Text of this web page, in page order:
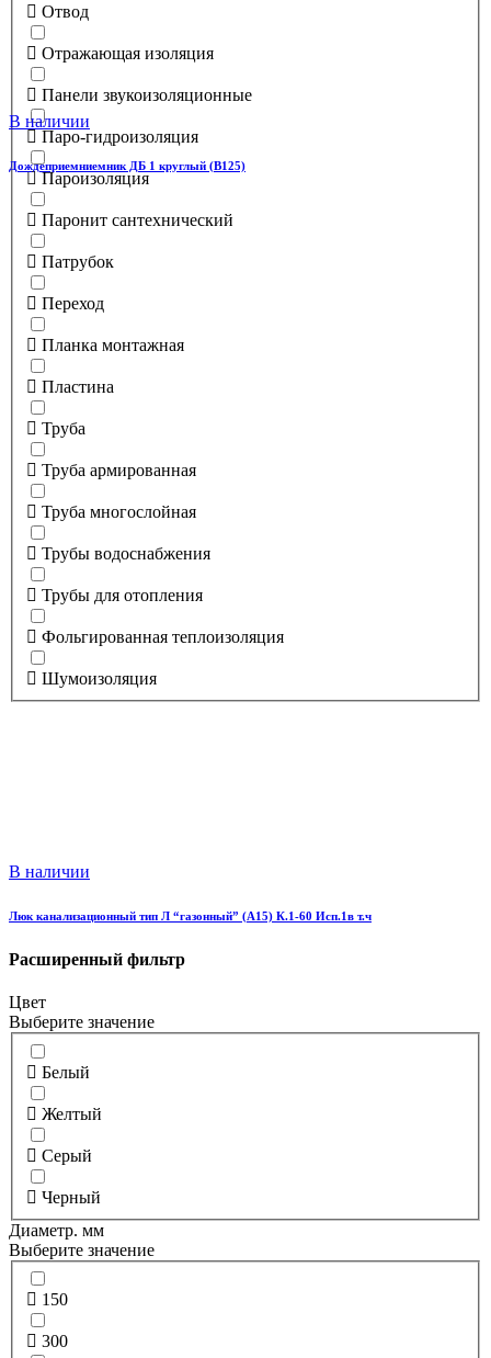
Отвод
Отражающая изоляция
Панели звукоизоляционные
Паро-гидроизоляция
Пароизоляция
Паронит сантехнический
Патрубок
Переход
Планка монтажная
Пластина
Труба
Труба армированная
Труба многослойная
Трубы водоснабжения
Трубы для отопления
Фольгированная теплоизоляция
Шумоизоляция
В наличии
Дождеприемниемник ДБ 1 круглый (В125)
В наличии
Люк канализационный тип Л “газонный” (А15) К.1-60 Исп.1в т.ч
Расширенный фильтр
Цвет
Выберите значение
Белый
Желтый
Серый
Черный
Диаметр. мм
Выберите значение
150
300